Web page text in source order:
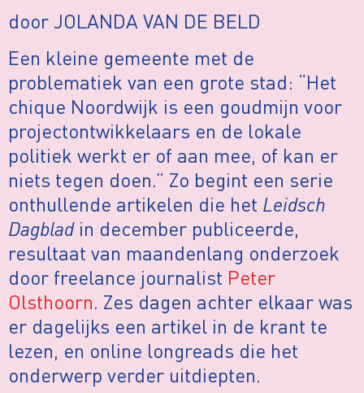
door JOLANDA VAN DE BELD
Een kleine gemeente met de
problematiek van een grote stad: “Het
chique Noordwijk is een goudmijn voor
projectontwikkelaars en de lokale
politiek werkt er of aan mee, of kan er
niets tegen doen.” Zo begint een serie
onthullende artikelen die het Leidsch
Dagbladin december publiceerde,
resultaat van maandenlang onderzoek
door freelance journalist Peter
Olsthoorn. Zes dagen achter elkaar was
er dagelijks een artikel in de krant te
lezen, en online longreads die het
onderwerp verder uitdiepten.